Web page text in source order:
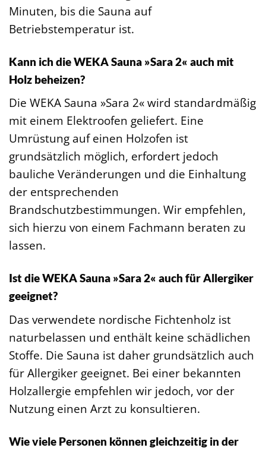
Minuten, bis die Sauna auf
Betriebstemperatur ist.
Kann ich die WEKA Sauna »Sara 2« auch mit
Holz beheizen?
Die WEKA Sauna »Sara 2« wird standardmäßig
mit einem Elektroofen geliefert. Eine
Umrüstung auf einen Holzofen ist
grundsätzlich möglich, erfordert jedoch
bauliche Veränderungen und die Einhaltung
der entsprechenden
Brandschutzbestimmungen. Wir empfehlen,
sich hierzu von einem Fachmann beraten zu
lassen.
Ist die WEKA Sauna »Sara 2« auch für Allergiker
geeignet?
Das verwendete nordische Fichtenholz ist
naturbelassen und enthält keine schädlichen
Stoffe. Die Sauna ist daher grundsätzlich auch
für Allergiker geeignet. Bei einer bekannten
Holzallergie empfehlen wir jedoch, vor der
Nutzung einen Arzt zu konsultieren.
Wie viele Personen können gleichzeitig in der